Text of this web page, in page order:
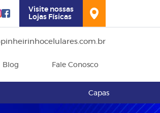
Visite nossas
Lojas Físicas
Blog Fale Conosco
Capas